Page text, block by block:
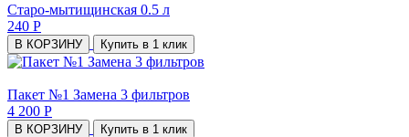
Старо-мытищинская 0.5 л
240 Р
В КОРЗИНУ Купить в 1 клик
Пакет №1 Замена 3 фильтров
4 200 Р
В КОРЗИНУ Купить в 1 клик